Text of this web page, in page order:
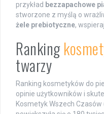
przykład bezzapachowe
stworzone z myślą o
żele prebiotyczne,
Ranking
twarzy
Ranking kosmetyków do
opinie użytkowników i
Kosmetyk Wszech